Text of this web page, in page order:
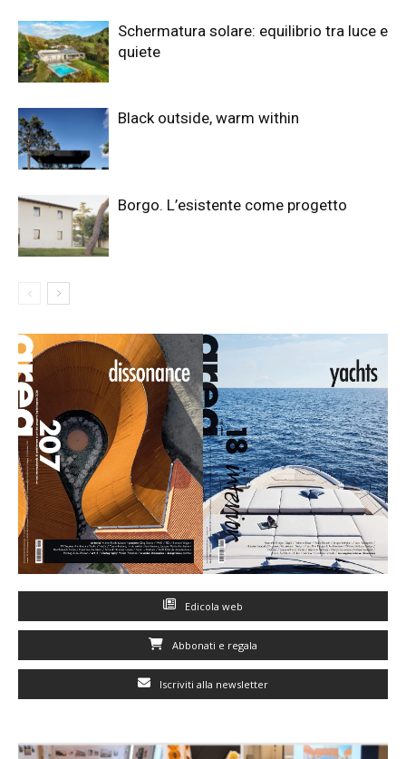
Schermatura solare: equilibrio tra luce e
quiete
Black outside, warm within
Borgo. L’esistente come progetto
Edicola web
Abbonati e regala
Iscriviti alla newsletter